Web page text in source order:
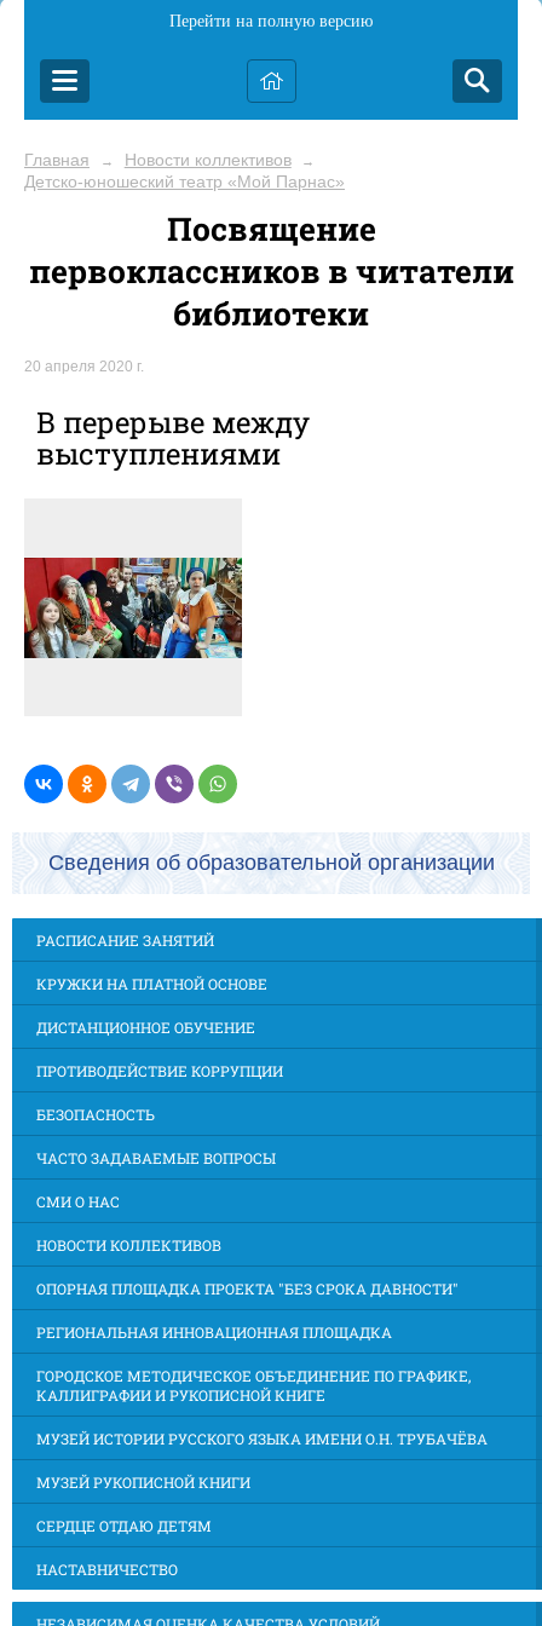
Перейти на полную версию
Главная → Новости коллективов →
Детско-юношеский театр «Мой Парнас»
Посвящение
первоклассников в читатели
библиотеки
20 апреля 2020 г.
В перерыве между
выступлениями
Сведения об образовательной организации
РАСПИСАНИЕ ЗАНЯТИЙ
КРУЖКИ НА ПЛАТНОЙ ОСНОВЕ
ДИСТАНЦИОННОЕ ОБУЧЕНИЕ
ПРОТИВОДЕЙСТВИЕ КОРРУПЦИИ
БЕЗОПАСНОСТЬ
ЧАСТО ЗАДАВАЕМЫЕ ВОПРОСЫ
СМИ О НАС
НОВОСТИ КОЛЛЕКТИВОВ
ОПОРНАЯ ПЛОЩАДКА ПРОЕКТА "БЕЗ СРОКА ДАВНОСТИ"
РЕГИОНАЛЬНАЯ ИННОВАЦИОННАЯ ПЛОЩАДКА
ГОРОДСКОЕ МЕТОДИЧЕСКОЕ ОБЪЕДИНЕНИЕ ПО ГРАФИКЕ,
КАЛЛИГРАФИИ И РУКОПИСНОЙ КНИГЕ
МУЗЕЙ ИСТОРИИ РУССКОГО ЯЗЫКА ИМЕНИ О.Н. ТРУБАЧЁВА
МУЗЕЙ РУКОПИСНОЙ КНИГИ
СЕРДЦЕ ОТДАЮ ДЕТЯМ
НАСТАВНИЧЕСТВО